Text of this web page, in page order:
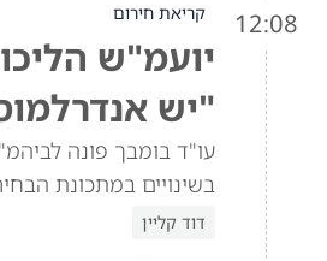
12:08 קריאת חירום
יועמ"ש
"יש
עו"ד בומבך פונה
בשינויים במתכונת
דוד קליין